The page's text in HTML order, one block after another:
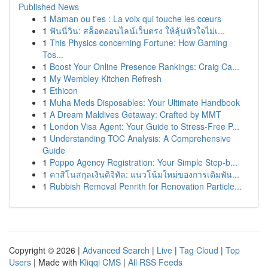
Published News
1 Maman ou t'es : La voix qui touche les cœurs
1 ฟันนี่วิน: สล็อตออนไลน์เว็บตรง ให้ลุ้นหัวใจไม่เ...
1 This Physics concerning Fortune: How Gaming
Tos...
1 Boost Your Online Presence Rankings: Craig Ca...
1 My Wembley Kitchen Refresh
1 Ethicon
1 Muha Meds Disposables: Your Ultimate Handbook
1 A Dream Maldives Getaway: Crafted by MMT
1 London Visa Agent: Your Guide to Stress-Free P...
1 Understanding TOC Analysis: A Comprehensive
Guide
1 Poppo Agency Registration: Your Simple Step-b...
1 คาสิโนสกุลเงินดิจิทัล: แนวโน้มใหม่ของการเดิมพัน...
1 Rubbish Removal Penrith for Renovation Particle...
Copyright © 2026 | Advanced Search | Live | Tag Cloud | Top
Users | Made with Kliqqi CMS | All RSS Feeds